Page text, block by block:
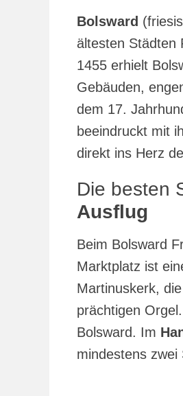
Bolsward
ältesten Städten
1455 erhielt
Gebäuden,
dem 17.
beeindruckt mit
direkt ins Herz
Die besten
Ausflug
Beim Bolsward
Marktplatz ist
Martinuskerk,
prächtigen
Bolsward. Im
mindestens zwei